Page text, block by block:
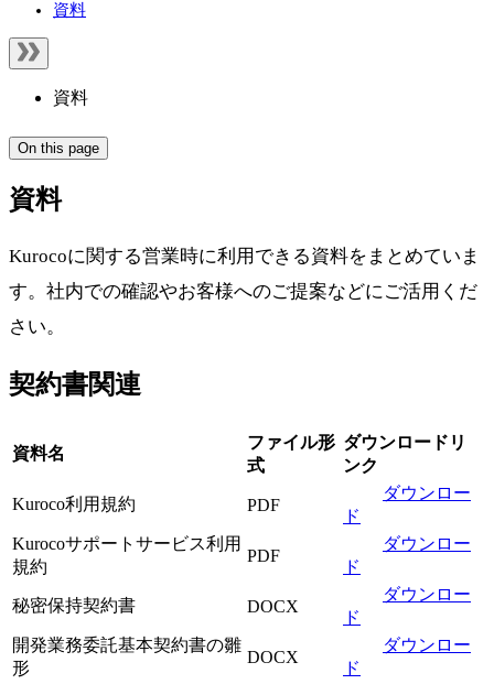
資料
資料
On this page
資料
Kurocoに関する営業時に利用できる資料をまとめていま
す。社内での確認やお客様へのご提案などにご活用くだ
さい。
契約書関連
資料名
ファイル形
式
ダウンロードリ
ンク
Kuroco利用規約 PDF
ダウンロー
ド
Kurocoサポートサービス利用
規約
PDF
ダウンロー
ド
秘密保持契約書 DOCX
ダウンロー
ド
開発業務委託基本契約書の雛
形
DOCX
ダウンロー
ド